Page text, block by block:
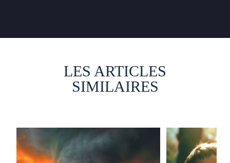
LES ARTICLES
SIMILAIRES